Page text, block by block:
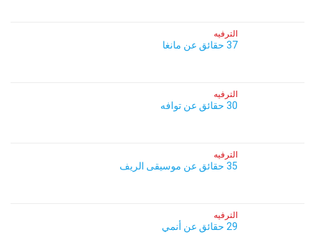
الترفيه
37 حقائق عن مانغا
الترفيه
30 حقائق عن توافه
الترفيه
35 حقائق عن موسيقى الريف
الترفيه
29 حقائق عن أنمي